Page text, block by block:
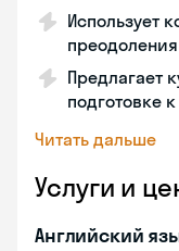
Использует
Предлагает
подготовке
Читать дальше
Услуги и
Английский